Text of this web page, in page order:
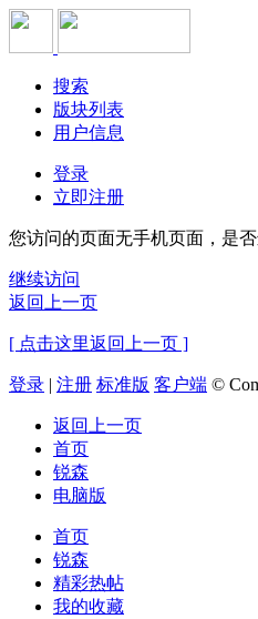
搜索
版块列表
用户信息
登录
立即注册
您访问的页面无手机页面，是
继续访问
返回上一页
[ 点击这里返回上一页 ]
登录 | 注册 标准版 客户端 ©
返回上一页
首页
锐森
电脑版
首页
锐森
精彩热帖
我的收藏